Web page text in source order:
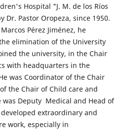
Hospital "J. M. de los Ríos
Dr. Pastor Oropeza, since 1950.
Pérez Jiménez, he
elimination of the University
the university, in the Chair
with headquarters in the
was Coordinator of the Chair
the Chair of Child care and
was Deputy Medical and Head of
extraordinary and
work, especially in